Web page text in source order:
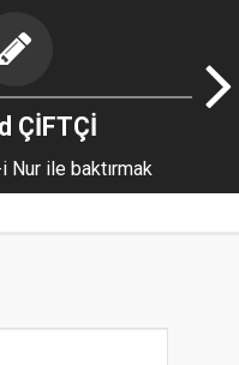
ÇİFTÇİ
Nur ile baktırmak